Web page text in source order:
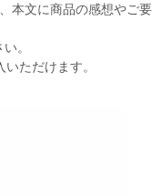
本文に商品の感想やご要
。
ただけます。